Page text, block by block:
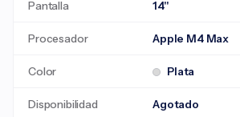
Pantalla 14"
Procesador Apple M4 Max
Color Plata
Disponibilidad Agotado